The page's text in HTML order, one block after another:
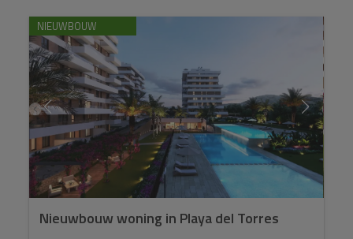
NIEUWBOUW
Nieuwbouw woning in Playa del Torres